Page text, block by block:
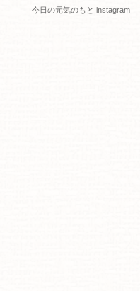
今日の元気のもと instagram